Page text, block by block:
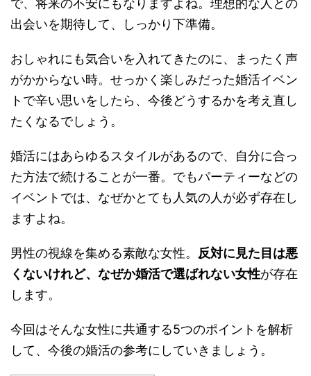
出会いを期待して、しっかり下準備。
おしゃれにも気合いを入れてきたのに、まったく声
がかからない時。せっかく楽しみだった婚活イベン
トで辛い思いをしたら、今後どうするかを考え直し
たくなるでしょう。
婚活にはあらゆるスタイルがあるので、自分に合っ
た方法で続けることが一番。でもパーティーなどの
イベントでは、なぜかとても人気の人が必ず存在し
ますよね。
男性の視線を集める素敵な女性。 反対に見た目は悪
くないけれど、なぜか婚活で選ばれない女性が存在
します。
今回はそんな女性に共通する5つのポイントを解析
して、今後の婚活の参考にしていきましょう。